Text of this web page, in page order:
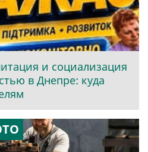
и социализация
в Днепре: куда